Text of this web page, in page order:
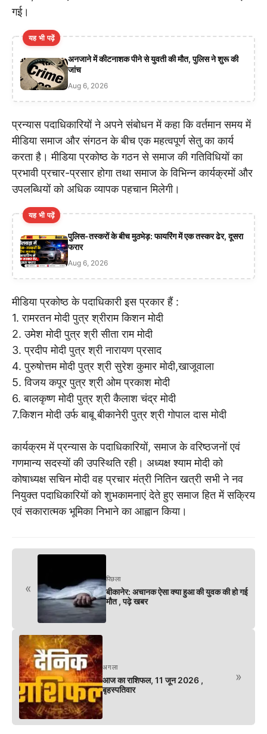
गई।
यह भी पढ़ें
अनजाने में कीटनाशक पीने से युवती की मौत, पुलिस ने शुरू की
जांच
Aug 6, 2026
प्रन्यास पदाधिकारियों ने अपने संबोधन में कहा कि वर्तमान समय में
मीडिया समाज और संगठन के बीच एक महत्वपूर्ण सेतु का कार्य
करता है। मीडिया प्रकोष्ठ के गठन से समाज की गतिविधियों का
प्रभावी प्रचार-प्रसार होगा तथा समाज के विभिन्न कार्यक्रमों और
उपलब्धियों को अधिक व्यापक पहचान मिलेगी।
यह भी पढ़ें
पुलिस-तस्करों के बीच मुठभेड़: फायरिंग में एक तस्कर ढेर, दूसरा
फरार
Aug 6, 2026
मीडिया प्रकोष्ठ के पदाधिकारी इस प्रकार हैं :
1. रामरतन मोदी पुत्र श्रीराम किशन मोदी
2. उमेश मोदी पुत्र श्री सीता राम मोदी
3. प्रदीप मोदी पुत्र श्री नारायण प्रसाद
4. पुरुषोत्तम मोदी पुत्र श्री सुरेश कुमार मोदी,खाजूवाला
5. विजय कपूर पुत्र श्री ओम प्रकाश मोदी
6. बालकृष्ण मोदी पुत्र श्री कैलाश चंद्र मोदी
7.किशन मोदी उर्फ बाबू बीकानेरी पुत्र श्री गोपाल दास मोदी
कार्यक्रम में प्रन्यास के पदाधिकारियों, समाज के वरिष्ठजनों एवं
गणमान्य सदस्यों की उपस्थिति रही। अध्यक्ष श्याम मोदी को
कोषाध्यक्ष सचिन मोदी वह प्रचार मंत्री नितिन खत्री सभी ने नव
नियुक्त पदाधिकारियों को शुभकामनाएं देते हुए समाज हित में सक्रिय
एवं सकारात्मक भूमिका निभाने का आह्वान किया।
«
पिछला
बीकानेर: अचानक ऐसा क्या हुआ की युवक की हो गई
मौत , पढ़े खबर
अगला
आज का राशिफल, 11 जून 2026 ,
बृहस्पतिवार
»